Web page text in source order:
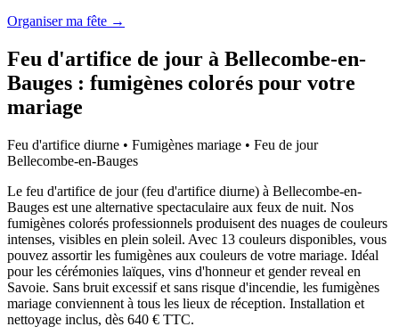
Organiser ma fête →
Feu d'artifice de jour à Bellecombe-en-
Bauges : fumigènes colorés pour votre
mariage
Feu d'artifice diurne • Fumigènes mariage • Feu de jour
Bellecombe-en-Bauges
Le feu d'artifice de jour (feu d'artifice diurne) à Bellecombe-en-
Bauges est une alternative spectaculaire aux feux de nuit. Nos
fumigènes colorés professionnels produisent des nuages de couleurs
intenses, visibles en plein soleil. Avec 13 couleurs disponibles, vous
pouvez assortir les fumigènes aux couleurs de votre mariage. Idéal
pour les cérémonies laïques, vins d'honneur et gender reveal en
Savoie. Sans bruit excessif et sans risque d'incendie, les fumigènes
mariage conviennent à tous les lieux de réception. Installation et
nettoyage inclus, dès 640 € TTC.